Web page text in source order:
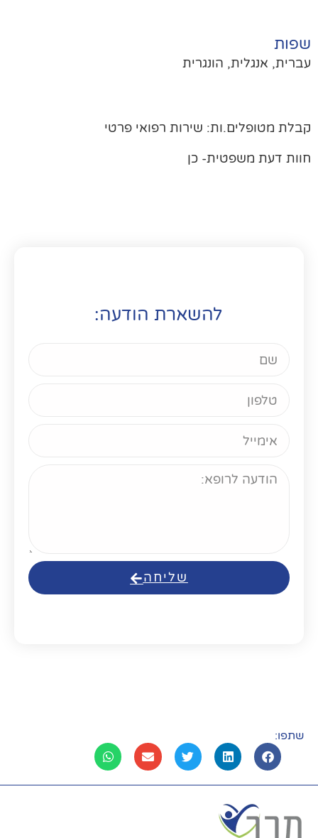
אנגלית, הונגרית
מטופלים.ות: שירות רפואי פרטי
דעת משפטית- כן
להשארת הודעה:
שליחה
שתפו: